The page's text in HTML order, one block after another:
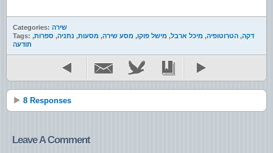
Categories: שירה
Tags:
דקה, הטרוטופיה, מיכל ארבל, מישל פוקו, מסע שירה, מסעות, נתניה, ספרות,
תודעה
8 Responses
Leave A Comment